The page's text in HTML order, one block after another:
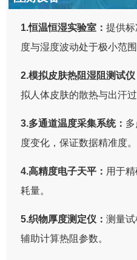
1.恒温恒湿实验室：提供
度与湿度波动处于极小范围
2.模拟皮肤热阻湿阻测试
拟人体皮肤的散热与出汗过
3.多通道温度采集系统：
度变化，保证数据精准度。
4.高精度电子天平： 用于
耗量。
5.织物厚度测定仪：测量试
辅助计算热阻参数。